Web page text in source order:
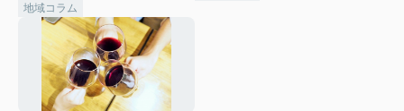
地域コラム